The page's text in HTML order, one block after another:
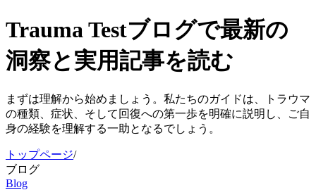
Trauma Testブログで最新の
洞察と実用記事を読む
まずは理解から始めましょう。私たちのガイドは、トラウマ
の種類、症状、そして回復への第一歩を明確に説明し、ご自
身の経験を理解する一助となるでしょう。
トップページ/
ブログ
Blog